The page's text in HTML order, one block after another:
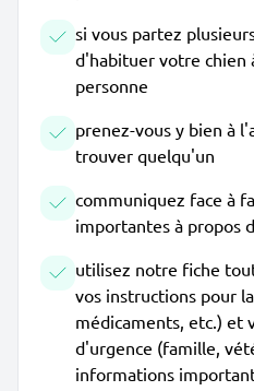
si vous partez
d'habituer votre chien
personne
prenez-vous y bien à
trouver quelqu'un
communiquez face à
importantes à propos
utilisez notre fiche
vos instructions pour
médicaments, etc.) et
d'urgence (famille,
informations